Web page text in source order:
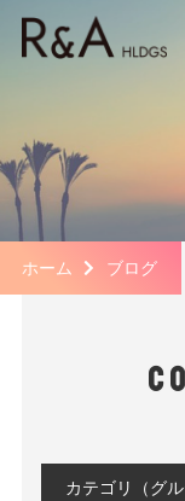
ホーム ブログ
カテゴリ（グル